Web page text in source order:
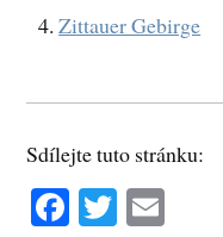
Zittauer Gebirge
Sdílejte tuto stránku:
Fa T